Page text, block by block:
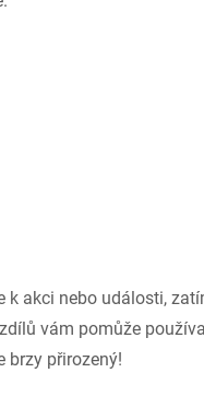
k akci nebo události,
vám pomůže
brzy přirozený!